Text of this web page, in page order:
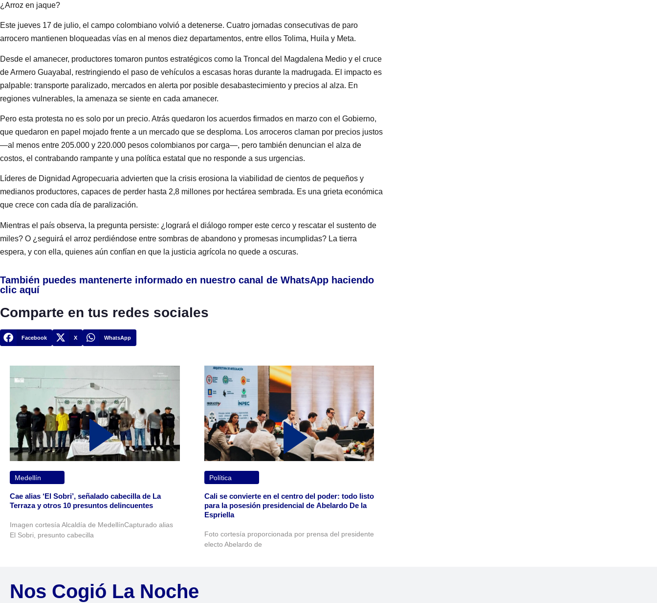
¿Arroz en jaque?
Este jueves 17 de julio, el campo colombiano volvió a detenerse. Cuatro jornadas consecutivas de paro
arrocero mantienen bloqueadas vías en al menos diez departamentos, entre ellos Tolima, Huila y Meta.
Desde el amanecer, productores tomaron puntos estratégicos como la Troncal del Magdalena Medio y el cruce
de Armero Guayabal, restringiendo el paso de vehículos a escasas horas durante la madrugada. El impacto es
palpable: transporte paralizado, mercados en alerta por posible desabastecimiento y precios al alza. En
regiones vulnerables, la amenaza se siente en cada amanecer.
Pero esta protesta no es solo por un precio. Atrás quedaron los acuerdos firmados en marzo con el Gobierno,
que quedaron en papel mojado frente a un mercado que se desploma. Los arroceros claman por precios justos
—al menos entre 205.000 y 220.000 pesos colombianos por carga—, pero también denuncian el alza de
costos, el contrabando rampante y una política estatal que no responde a sus urgencias.
Líderes de Dignidad Agropecuaria advierten que la crisis erosiona la viabilidad de cientos de pequeños y
medianos productores, capaces de perder hasta 2,8 millones por hectárea sembrada. Es una grieta económica
que crece con cada día de paralización.
Mientras el país observa, la pregunta persiste: ¿logrará el diálogo romper este cerco y rescatar el sustento de
miles? O ¿seguirá el arroz perdiéndose entre sombras de abandono y promesas incumplidas? La tierra
espera, y con ella, quienes aún confían en que la justicia agrícola no quede a oscuras.
También puedes mantenerte informado en nuestro canal de WhatsApp haciendo
clic aquí
Comparte en tus redes sociales
Facebook X WhatsApp
Medellín
Cae alias ‘El Sobri’, señalado cabecilla de La
Terraza y otros 10 presuntos delincuentes
Imagen cortesía Alcaldía de MedellínCapturado alias
El Sobri, presunto cabecilla
Política
Cali se convierte en el centro del poder: todo listo
para la posesión presidencial de Abelardo De la
Espriella
Foto cortesía proporcionada por prensa del presidente
electo Abelardo de
Nos Cogió La Noche